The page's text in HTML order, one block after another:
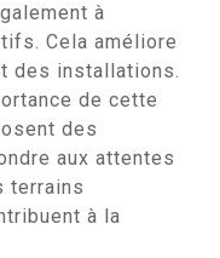
à
Cela améliore
des installations.
de cette
des
aux attentes
terrains
à la